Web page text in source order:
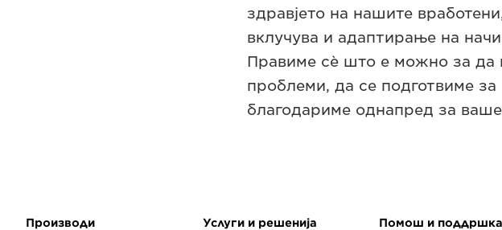
здравјето на нашите
вклучува и адаптирање на
Правиме сè што е можно за да
проблеми, да се подготвиме
благодариме однапред за
Производи Услуги и решенија Помош и поддршка